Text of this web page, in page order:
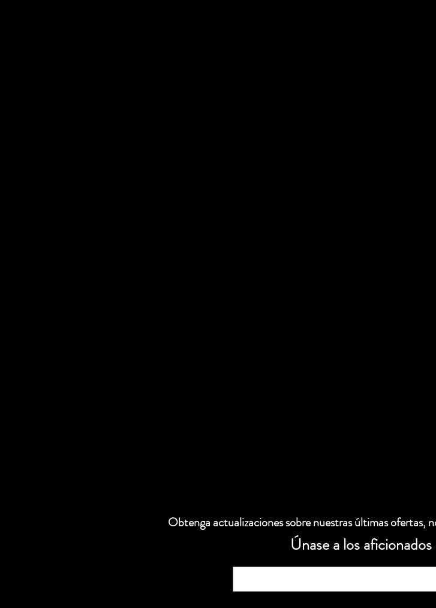
Obtenga actualizaciones sobre nuestras últimas ofertas,
Únase a los